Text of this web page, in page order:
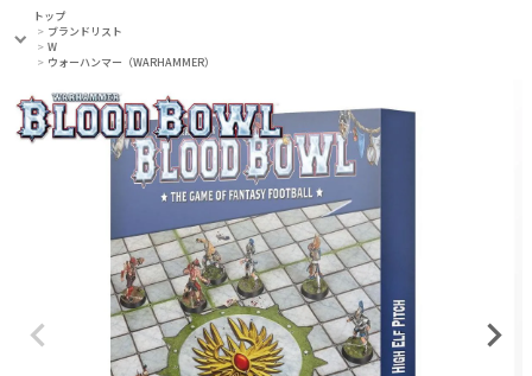
トップ
ブランドリスト
W
ウォーハンマー（WARHAMMER）